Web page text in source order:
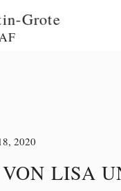
Grote
2020
LISA